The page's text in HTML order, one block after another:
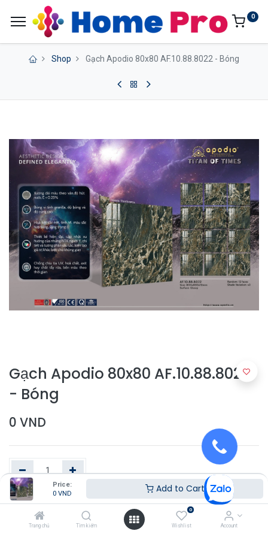
Price:
0 VND Add to Cart
Trang chủ Tìm kiếm
0
Wishlist Account
0
Shop Gạch Apodio 80x80 AF.10.88.8022 - Bóng
Gạch Apodio 80x80 AF.10.88.8022
- Bóng
0 VND
Thêm vào giỏ hàng